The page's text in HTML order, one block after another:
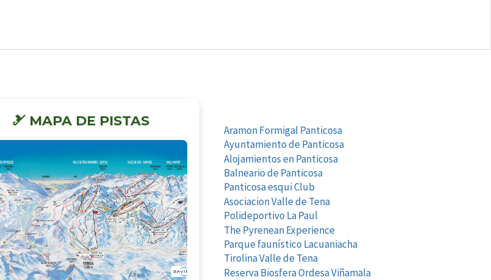
🎿 MAPA DE PISTAS
Aramon Formigal Panticosa
Ayuntamiento de Panticosa
Alojamientos en Panticosa
Balneario de Panticosa
Panticosa esqui Club
Asociacion Valle de Tena
Polideportivo La Paul
The Pyrenean Experience
Parque faunístico Lacuaniacha
Tirolina Valle de Tena
Reserva Biosfera Ordesa Viñamala